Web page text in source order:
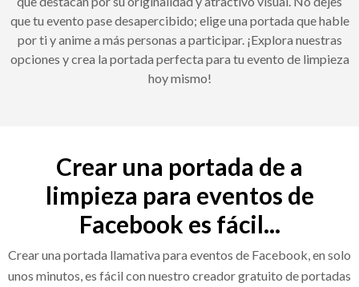
que tu evento pase desapercibido; elige una portada que hable
por ti y anime a más personas a participar. ¡Explora nuestras
opciones y crea la portada perfecta para tu evento de limpieza
hoy mismo!
Crear una portada de a
limpieza para eventos de
Facebook es fácil...
Crear una portada llamativa para eventos de Facebook, en solo
unos minutos, es fácil con nuestro creador gratuito de portadas